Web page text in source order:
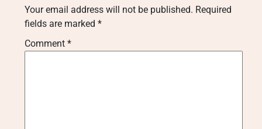
Your email address will not be published. Required
fields are marked *
Comment *